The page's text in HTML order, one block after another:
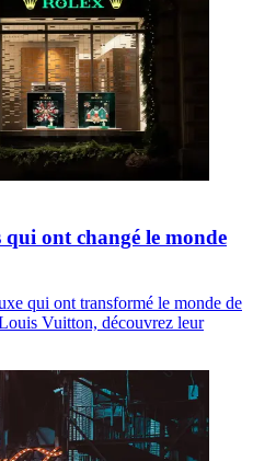
ont changé le monde
qui ont transformé le monde de
Vuitton, découvrez leur